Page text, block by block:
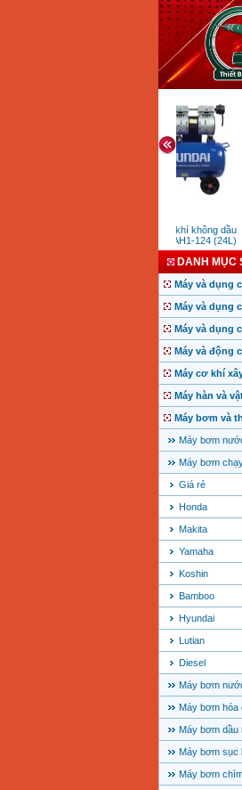
Máy nén khí không dầu
Hyundai AH1-124 (24L)
DANH MỤC
Máy và dụng
Máy và dụng
Máy và dụng
Máy và động
Máy cơ khí
Máy hàn và
Máy bơm và
Máy bơm
Máy bơm
Giá rẻ
Honda
Makita
Yamaha
Koshin
Bamboo
Hyundai
Lutian
Diesel
Máy bơm
Máy bơm hóa
Máy bơm dầu
Máy bơm sục
Máy bơm